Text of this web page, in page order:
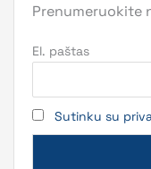
Prenumeruokite
El. paštas
Sutinku su